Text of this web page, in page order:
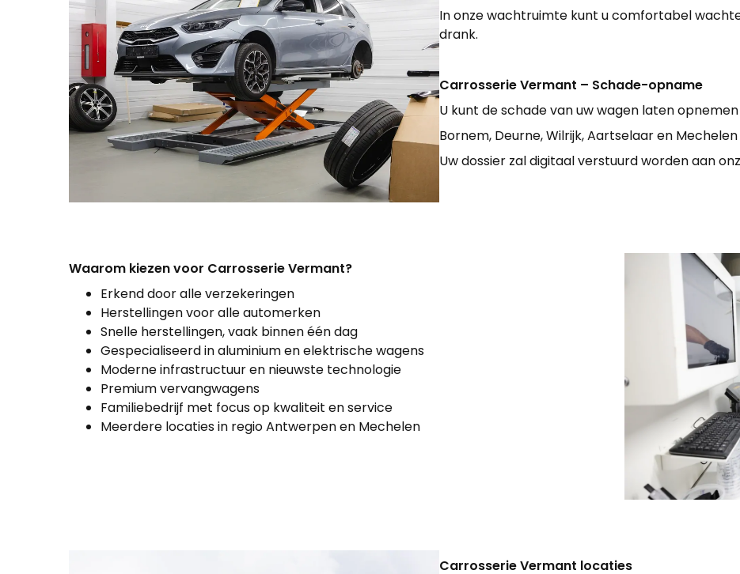
In onze wachtruimte kunt u comfortabel
drank.
Carrosserie Vermant – Schade-opname
U kunt de schade van uw wagen laten
Bornem, Deurne, Wilrijk, Aartselaar en Mechelen
Uw dossier zal digitaal verstuurd worden aan
Waarom kiezen voor Carrosserie Vermant?
Erkend door alle verzekeringen
Herstellingen voor alle automerken
Snelle herstellingen, vaak binnen één dag
Gespecialiseerd in aluminium en elektrische wagens
Moderne infrastructuur en nieuwste technologie
Premium vervangwagens
Familiebedrijf met focus op kwaliteit en service
Meerdere locaties in regio Antwerpen en Mechelen
Carrosserie Vermant locaties